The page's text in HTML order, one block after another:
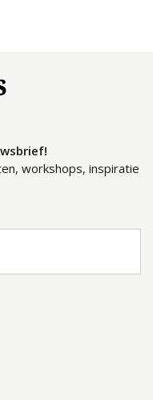
workshops, inspiratie